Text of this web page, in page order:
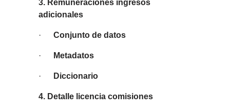
3. Remuneraciones ingresos
adicionales
· Conjunto de datos
· Metadatos
· Diccionario
4. Detalle licencia comisiones